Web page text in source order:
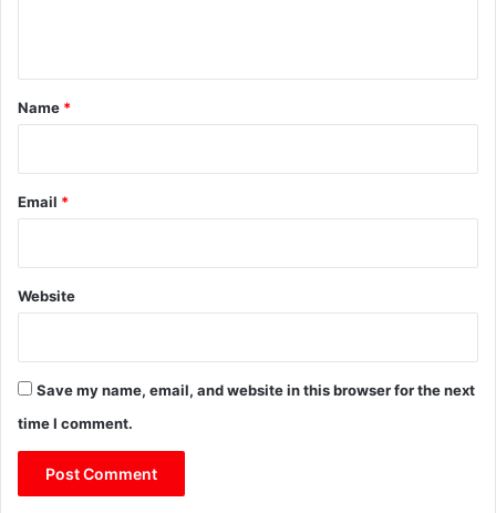
*
Name *
Email *
Website
Save my name, email, and website in this browser for the next
time I comment.